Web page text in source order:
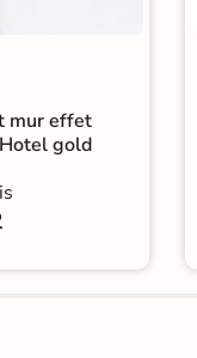
mur effet
gold